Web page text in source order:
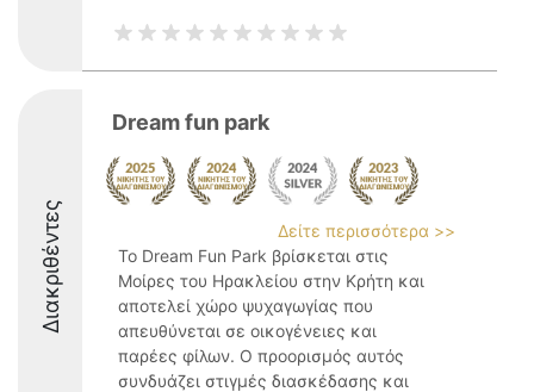
Διακριθέντες
Dream fun park
Δείτε περισσότερα >>
Το Dream Fun Park βρίσκεται στις
Μοίρες του Ηρακλείου στην Κρήτη και
αποτελεί χώρο ψυχαγωγίας που
απευθύνεται σε οικογένειες και
παρέες φίλων. Ο προορισμός αυτός
συνδυάζει στιγμές διασκέδασης και